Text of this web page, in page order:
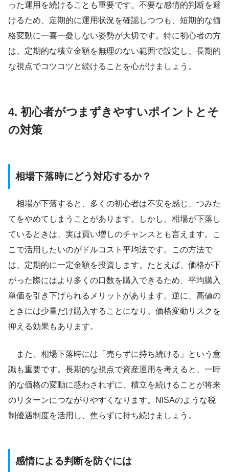
った運用を続けることも重要です。不要な感情的判断を避
けるため、定期的に運用状況を確認しつつも、短期的な価
格変動に一喜一憂しない姿勢が大切です。特に初心者の方
は、定期的な積立金額を無理のない範囲で設定し、長期的
な視点でコツコツと続けることを心がけましょう。
4. 初心者がつまずきやすいポイントとそ
の対策
相場下落時にどう対応するか？
相場が下落すると、多くの初心者は不安を感じ、つみた
てをやめてしまうことがあります。しかし、相場が下落し
ているときは、実は買い増しのチャンスとも言えます。こ
こで活用したいのがドルコスト平均法です。この方法で
は、定期的に一定金額を投資します。たとえば、価格が下
がった際にはより多くの口数を購入できるため、平均購入
単価を引き下げられるメリットがあります。逆に、高値の
ときには少量だけ購入することになり、価格変動リスクを
抑える効果もあります。
また、相場下落時には「売らずに持ち続ける」という意
識も重要です。長期的な視点で資産運用を考えると、一時
的な価格の変動に惑わされずに、積立を続けることが将来
のリターンにつながりやすくなります。NISAのような税
制優遇制度を活用し、焦らずに持ち続けましょう。
感情による判断を防ぐには